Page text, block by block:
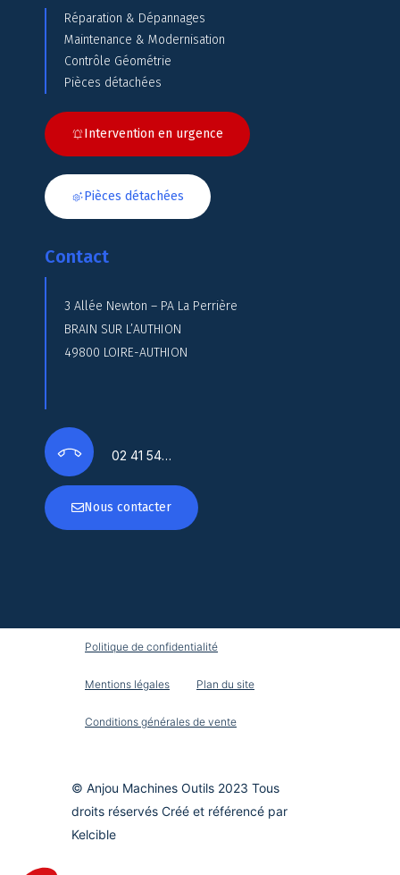
Réparation & Dépannages
Maintenance & Modernisation
Contrôle Géométrie
Pièces détachées
Intervention en urgence
Pièces détachées
Contact
3 Allée Newton – PA La Perrière
BRAIN SUR L’AUTHION
49800 LOIRE-AUTHION
02 41 54…
Nous contacter
Politique de confidentialité
Mentions légales Plan du site
Conditions générales de vente
© Anjou Machines Outils 2023 Tous
droits réservés Créé et référencé par
Kelcible